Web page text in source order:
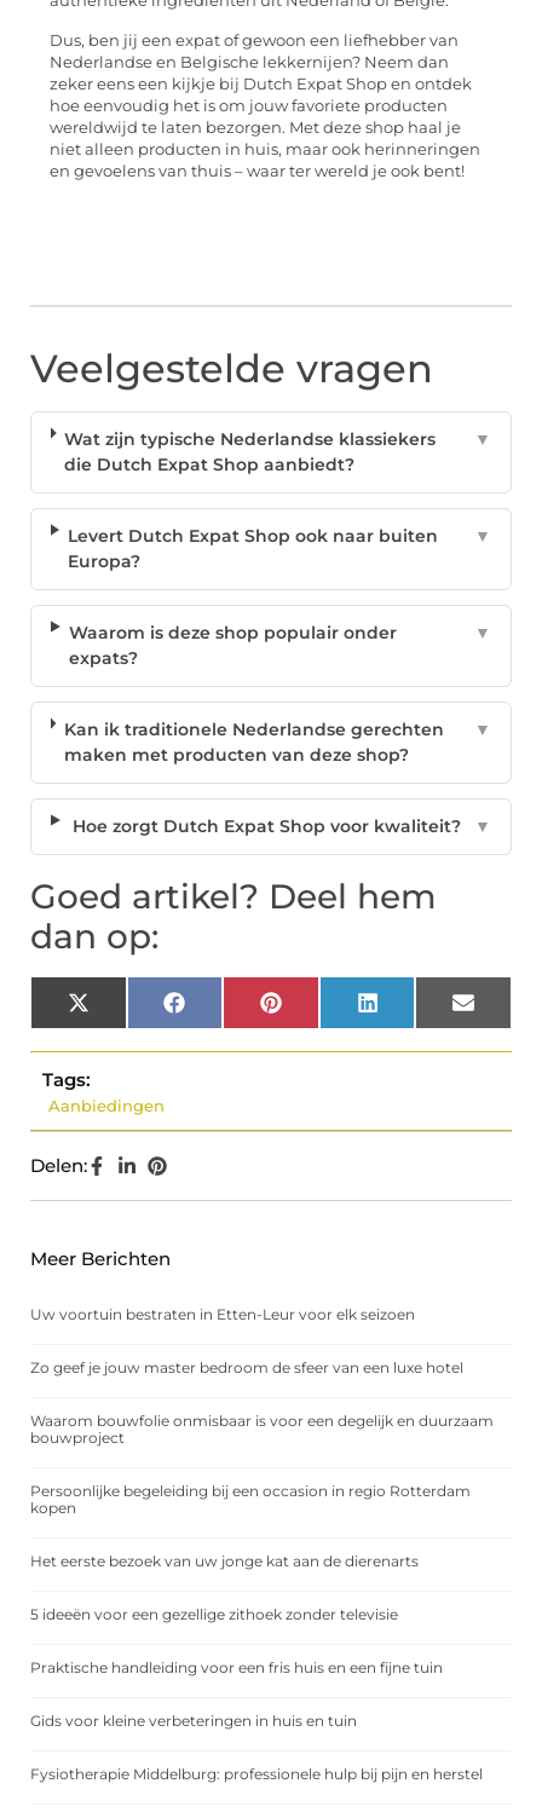
Dus, ben jij een expat of gewoon een liefhebber van
Nederlandse en Belgische lekkernijen? Neem dan
zeker eens een kijkje bij Dutch Expat Shop en ontdek
hoe eenvoudig het is om jouw favoriete producten
wereldwijd te laten bezorgen. Met deze shop haal je
niet alleen producten in huis, maar ook herinneringen
en gevoelens van thuis – waar ter wereld je ook bent!
Veelgestelde vragen
Wat zijn typische Nederlandse klassiekers
die Dutch Expat Shop aanbiedt?
▼
Levert Dutch Expat Shop ook naar buiten
Europa?
▼
Waarom is deze shop populair onder
expats?
▼
Kan ik traditionele Nederlandse gerechten
maken met producten van deze shop?
▼
Hoe zorgt Dutch Expat Shop voor kwaliteit? ▼
Goed artikel? Deel hem
dan op:
X
(Twitter)
Facebook Pinterest LinkedIn Email
Tags:
Aanbiedingen
Delen:
Meer Berichten
Uw voortuin bestraten in Etten-Leur voor elk seizoen
Zo geef je jouw master bedroom de sfeer van een luxe hotel
Waarom bouwfolie onmisbaar is voor een degelijk en duurzaam
bouwproject
Persoonlijke begeleiding bij een occasion in regio Rotterdam
kopen
Het eerste bezoek van uw jonge kat aan de dierenarts
5 ideeën voor een gezellige zithoek zonder televisie
Praktische handleiding voor een fris huis en een fijne tuin
Gids voor kleine verbeteringen in huis en tuin
Fysiotherapie Middelburg: professionele hulp bij pijn en herstel